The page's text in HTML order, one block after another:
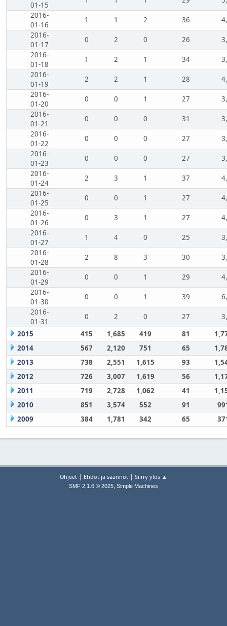
01-15
2016-
01-16
1 1 2 36
2016-
01-17
0 2 0 26
2016-
01-18
1 2 1 34
2016-
01-19
2 2 1 28
2016-
01-20
0 0 1 27
2016-
01-21
0 0 0 31
2016-
01-22
0 0 0 27
2016-
01-23
0 0 0 27
2016-
01-24
2 3 1 37
2016-
01-25
0 0 1 27
2016-
01-26
0 3 1 27
2016-
01-27
1 4 0 25
2016-
01-28
2 8 3 30
2016-
01-29
0 0 1 29
2016-
01-30
0 0 1 39
2016-
01-31
0 2 0 27
2015
415 1,685 419 81
2014
567 2,120 751 65
2013
738 2,551 1,615 93
2012
726 3,007 1,619 56
2011
719 2,728 1,062 41
2010
851 3,574 552 91
2009
384 1,781 342 65
Ohjeet | Ehdot ja säännöt | Siirry ylös ▲
SMF 2.1.6 © 2025, Simple Machines